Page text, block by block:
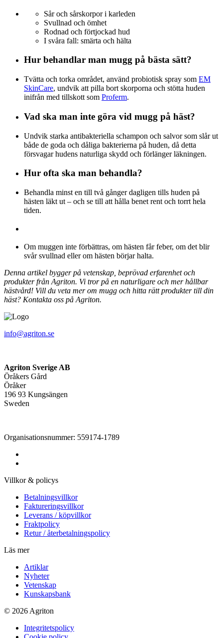
Sår och sårskorpor i karleden
Svullnad och ömhet
Rodnad och förtjockad hud
I svåra fall: smärta och hälta
Hur behandlar man mugg på bästa sätt?
Tvätta och torka området, använd probiotisk spray som EM
SkinCare, undvik att pilla bort skorporna och stötta huden
inifrån med tillskott som Proferm.
Vad ska man inte göra vid mugg på häst?
Undvik starka antibakteriella schampon och salvor som slår ut
både de goda och dåliga bakterierna på huden, då detta
försvagar hudens naturliga skydd och förlänger läkningen.
Hur ofta ska man behandla?
Behandla minst en till två gånger dagligen tills huden på
hästen läkt ut – och se till att hålla benet rent och torrt hela
tiden.
Om muggen inte förbättras, om hästen får feber, om det blir
svår svullnad eller om hästen börjar halta.
Denna artikel bygger på vetenskap, beprövad erfarenhet och
produkter från Agriton. Vi tror på en naturligare och mer hållbar
hästvård! Vill du veta mer om mugg och hitta rätt produkter till din
häst? Kontakta oss på Agriton.
info@agriton.se
Agriton Sverige AB
Öråkers Gård
Öråker
196 93 Kungsängen
Sweden
Organisationsnummer: 559174-1789
Villkor & policys
Betalningsvillkor
Faktureringsvillkor
Leverans / köpvillkor
Fraktpolicy
Retur / återbetalningspolicy
Läs mer
Artiklar
Nyheter
Vetenskap
Kunskapsbank
© 2026 Agriton
Integritetspolicy